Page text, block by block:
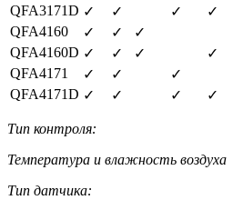
QFA3171D ✓ ✓ ✓ ✓
QFA4160
✓ ✓ ✓
QFA4160D ✓ ✓ ✓ ✓
QFA4171
✓ ✓ ✓
QFA4171D ✓ ✓ ✓ ✓
Тип контроля:
Температура и влажность воздуха
Тип датчика: